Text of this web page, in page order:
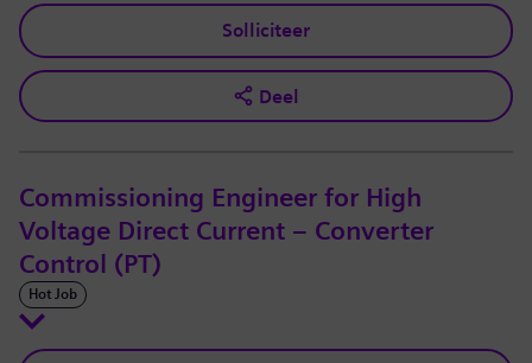
Solliciteer
Deel
Commissioning Engineer for High
Voltage Direct Current – Converter
Control (PT)
Hot Job